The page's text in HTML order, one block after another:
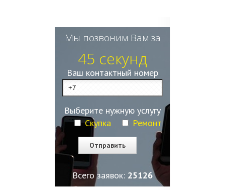
Мы позвоним Вам за
45 секунд
Ваш контактный номер
Выберите нужную услугу
Скупка
Ремонт
Всего заявок: 25128